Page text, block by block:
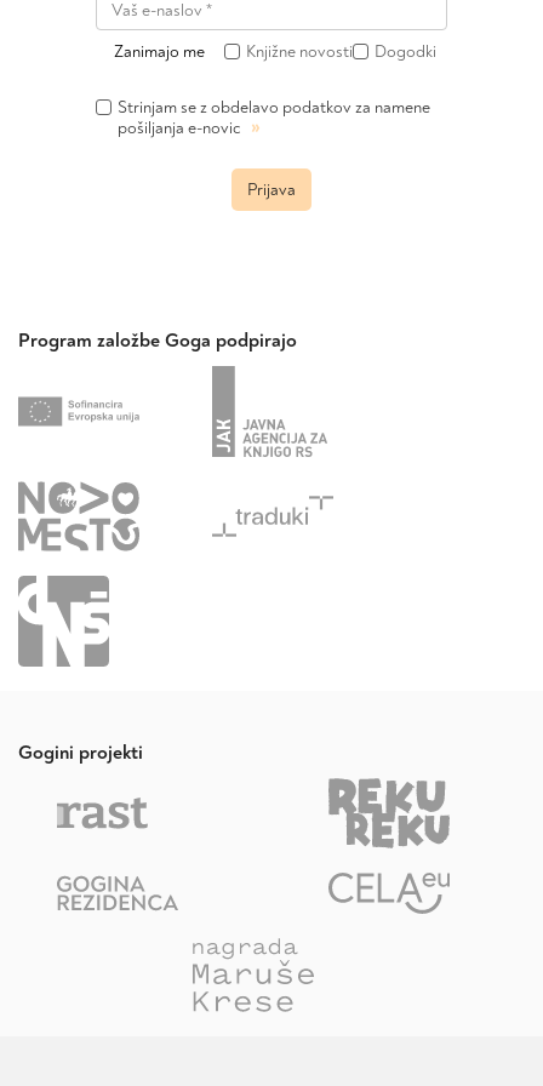
Zanimajo me Knjižne novosti Dogodki
Strinjam se z obdelavo podatkov za namene
pošiljanja e-novic »
Prijava
Program založbe Goga podpirajo
Gogini projekti